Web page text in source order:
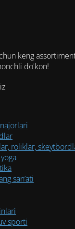
странице
keng
do'kon!
roliklar,
san’ati
sporti